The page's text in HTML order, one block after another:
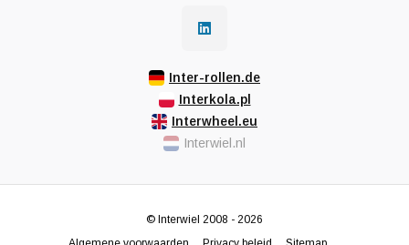
Inter-rollen.de
Interkola.pl
Interwheel.eu
Interwiel.nl
© Interwiel 2008 - 2026